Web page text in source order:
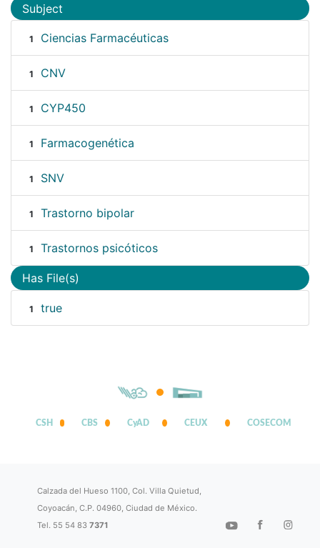
Subject
1 Ciencias Farmacéuticas
1 CNV
1 CYP450
1 Farmacogenética
1 SNV
1 Trastorno bipolar
1 Trastornos psicóticos
Has File(s)
1 true
CSH CBS CyAD CEUX COSECOM
Calzada del Hueso 1100, Col. Villa Quietud,
Coyoacán, C.P. 04960, Ciudad de México.
Tel. 55 54 837371